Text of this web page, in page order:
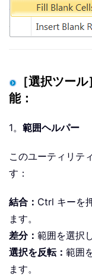
［選択ツー
能：
1。 範囲ヘルパー
このユーティリテ
す：
結合： Ctrl キーを
ます。
差分： 範囲を選択
選択を反転： 範囲
ます。